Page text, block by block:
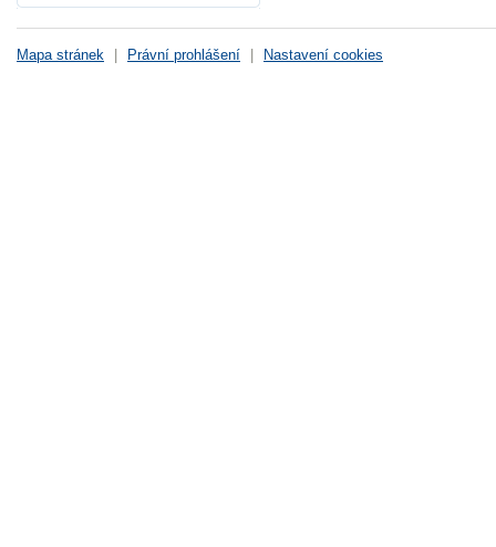
Mapa stránek Právní prohlášení Nastavení cookies